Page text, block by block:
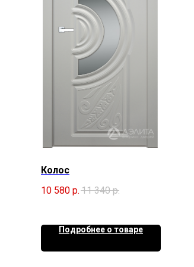
Колос
10 580 р. 11 340 р.
Подробнее о товаре